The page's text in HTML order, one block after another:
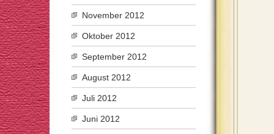
November 2012
Oktober 2012
September 2012
August 2012
Juli 2012
Juni 2012